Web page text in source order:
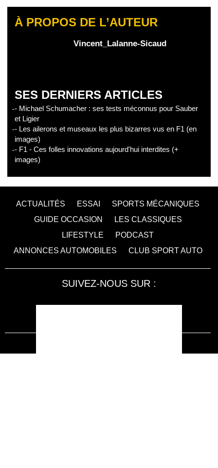
À PROPOS DE L’AUTEUR
Vincent_Lalanne-Sicaud
SES DERNIERS ARTICLES
- Michael Schumacher : ses tests méconnus pour Sauber
et Ligier
- Les ailerons et museaux les plus bizarres vus en F1 (en
images)
- F1 - Ces folles innovations aujourd'hui interdites (+
images)
ACTUALITÉS ESSAI
SPORTS MÉCANIQUES
GUIDE OCCASION
LES CLASSIQUES
LIFESTYLE
PODCAST
ANNONCES AUTOMOBILES
CLUB SPORT AUTO
SUIVEZ-NOUS SUR :